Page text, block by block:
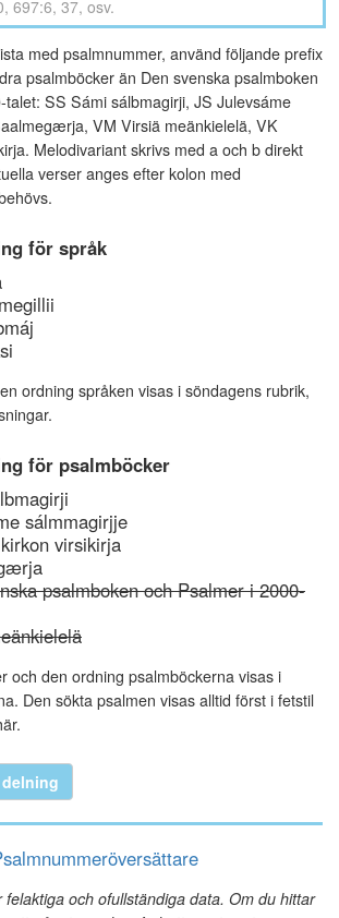
med psalmnummer, använd följande prefix
psalmböcker än Den svenska psalmboken
SS Sámi sálbmagirji, JS Julevsáme
VM Virsiä meänkielelä, VK
Melodivariant skrivs med a och b direkt
verser anges efter kolon med
för språk
ordning språken visas i söndagens rubrik,
för psalmböcker
sálmmagirjje
virsikirja
psalmboken och Psalmer i 2000-
och den ordning psalmböckerna visas i
Den sökta psalmen visas alltid först i fetstil
och ofullständiga data. Om du hittar